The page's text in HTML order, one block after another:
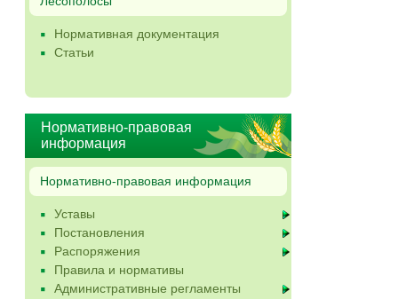
Нормативная документация
Статьи
Нормативно-правовая
информация
Нормативно-правовая информация
Уставы
Постановления
Распоряжения
Правила и нормативы
Административные регламенты